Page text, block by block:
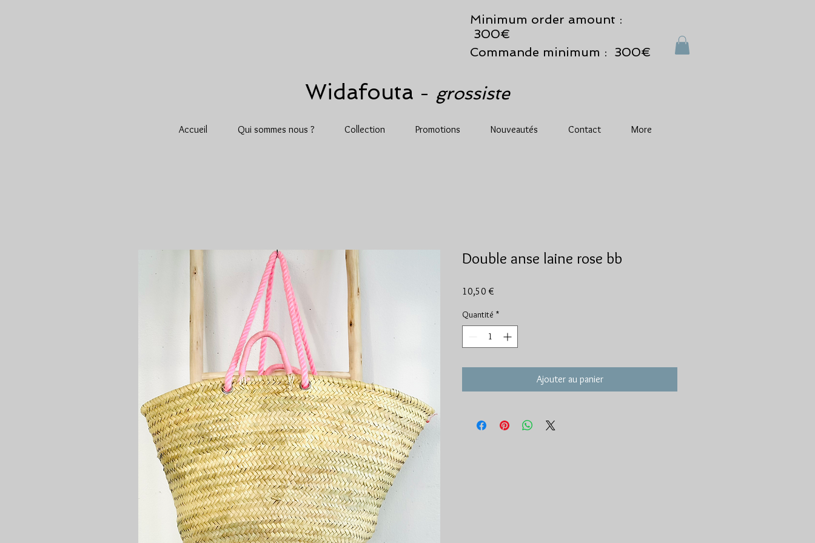
Minimum order amount :
300€
Commande minimum : 300€
Widafouta - grossiste
Accueil Qui sommes nous ? Collection Promotions Nouveautés Contact More
Double anse laine rose bb
10,50 €
Quantité *
Ajouter au panier